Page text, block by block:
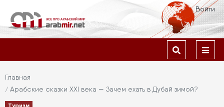
основному
содержанию
Меню
учётной
пользователя
Войти
навигация
Строка
навигации
Главная
Арабские сказки XXI века — Зачем ехать в Дубай зимой?
Туризм